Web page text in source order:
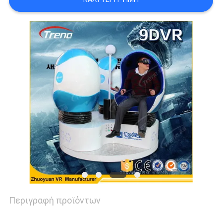
SITEMAP
PRIVACY
POLICY
Περιγραφή προϊόντων